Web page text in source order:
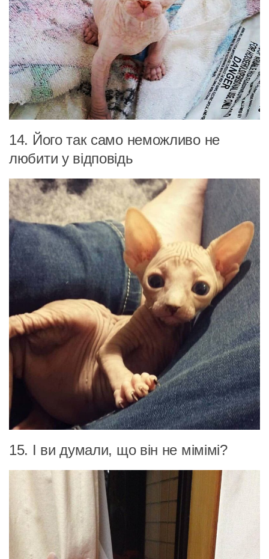
14. Його так само неможливо не
любити у відповідь
15. І ви думали, що він не мімімі?